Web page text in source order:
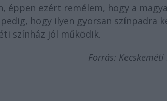
éppen ezért remélem, hogy a
hogy ilyen gyorsan színpadra
színház jól működik.
Forrás: Kecskeméti